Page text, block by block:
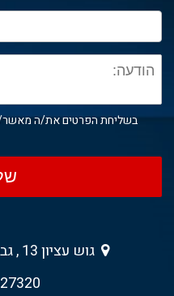
בשליחת הפרטים את/ה
גוש עציון 13 , גבעת שמואל 5403013